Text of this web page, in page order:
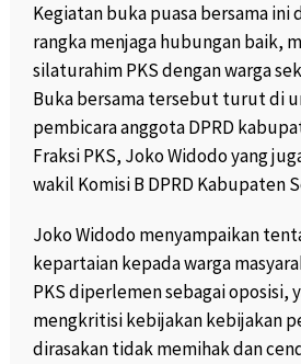
Kegiatan buka puasa bersama ini
rangka menjaga hubungan baik,
silaturahim PKS dengan warga
Buka bersama tersebut turut di
pembicara anggota DPRD
Fraksi PKS, Joko Widodo yang
wakil Komisi B DPRD Kabupaten
Joko Widodo menyampaikan
kepartaian kepada warga
PKS diperlemen sebagai oposisi,
mengkritisi kebijakan kebijakan
dirasakan tidak memihak dan